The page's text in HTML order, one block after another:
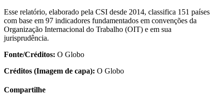
Esse relatório, elaborado pela CSI desde 2014, classifica 151 países
com base em 97 indicadores fundamentados em convenções da
Organização Internacional do Trabalho (OIT) e em sua
jurisprudência.
Fonte/Créditos: O Globo
Créditos (Imagem de capa): O Globo
Compartilhe